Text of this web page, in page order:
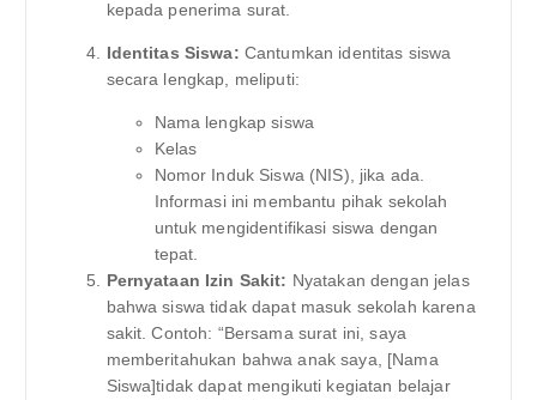
kepada penerima surat.
Identitas Siswa: Cantumkan identitas siswa
secara lengkap, meliputi:
Nama lengkap siswa
Kelas
Nomor Induk Siswa (NIS), jika ada.
Informasi ini membantu pihak sekolah
untuk mengidentifikasi siswa dengan
tepat.
Pernyataan Izin Sakit: Nyatakan dengan jelas
bahwa siswa tidak dapat masuk sekolah karena
sakit. Contoh: “Bersama surat ini, saya
memberitahukan bahwa anak saya, [Nama
Siswa]tidak dapat mengikuti kegiatan belajar